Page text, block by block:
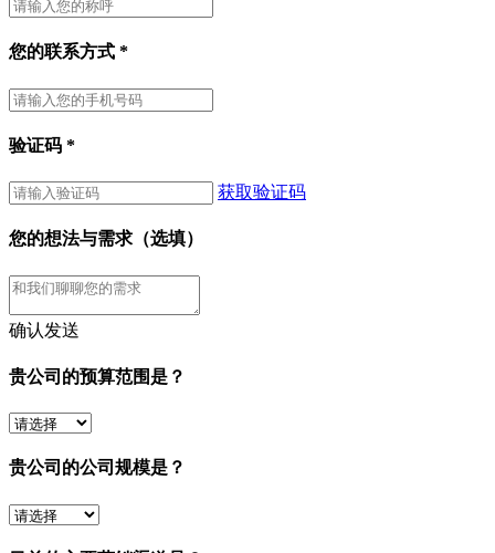
您的联系方式 *
验证码 *
获取验证码
您的想法与需求（选填）
确认发送
贵公司的预算范围是？
贵公司的公司规模是？